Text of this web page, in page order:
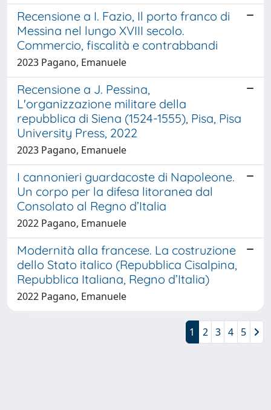
Recensione a I. Fazio, Il porto franco di
Messina nel lungo XVIII secolo.
Commercio, fiscalità e contrabbandi
2023 Pagano, Emanuele
Recensione a J. Pessina,
L'organizzazione militare della
repubblica di Siena (1524-1555), Pisa, Pisa
University Press, 2022
2023 Pagano, Emanuele
I cannonieri guardacoste di Napoleone.
Un corpo per la difesa litoranea dal
Consolato al Regno d’Italia
2022 Pagano, Emanuele
Modernità alla francese. La costruzione
dello Stato italico (Repubblica Cisalpina,
Repubblica Italiana, Regno d’Italia)
2022 Pagano, Emanuele
1 2 3 4 5